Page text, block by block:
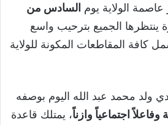
الولاية يوم السادس من
ينتظرها الجميع بترحيب واسع
كافة المقاطعات المكونة للولاية
ولد محمد عبد الله اليوم بوصفه
اجتماعياً وازناً، يمتلك قاعدة